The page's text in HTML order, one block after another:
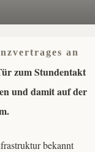
an
zum Stundentakt
und damit auf der
bekannt